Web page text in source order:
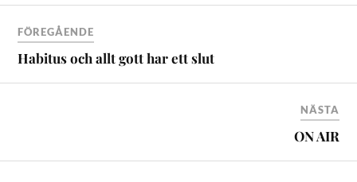
FÖREGÅENDE
Habitus och allt gott har ett slut
NÄSTA
ON AIR